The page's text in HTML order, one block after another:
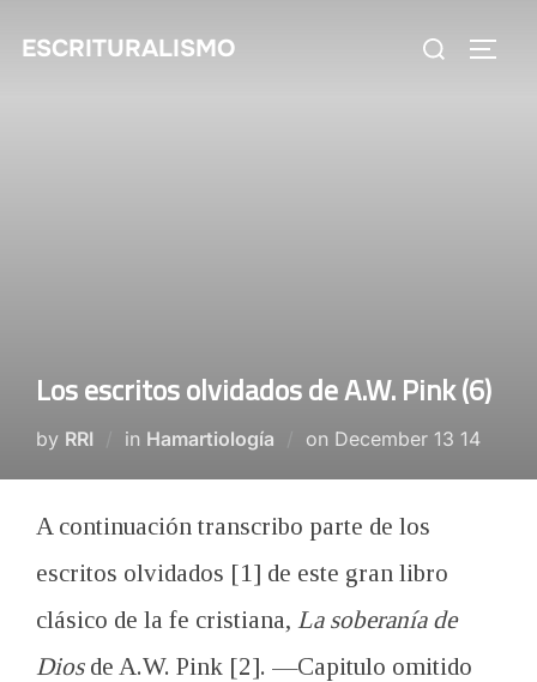
ESCRITURALISMO
Search
Los escritos olvidados de A.W. Pink (6)
by RRI in Hamartiología on Posted
December 13 14
A continuación transcribo parte de los
escritos olvidados [1] de este gran libro
clásico de la fe cristiana, La soberanía de
Dios de A.W. Pink [2]. —Capitulo omitido